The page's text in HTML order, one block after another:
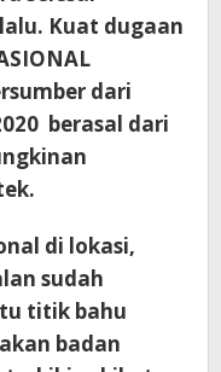
Kuat dugaan
dari
berasal dari
di lokasi,
sudah
titik bahu
badan